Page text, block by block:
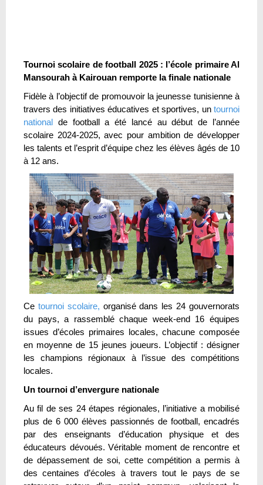
Tournoi scolaire de football 2025 : l’école primaire Al
Mansourah à Kairouan remporte la finale nationale
Fidèle à l’objectif de promouvoir la jeunesse tunisienne à
travers des initiatives éducatives et sportives, un tournoi
national de football a été lancé au début de l’année
scolaire 2024-2025, avec pour ambition de développer
les talents et l’esprit d’équipe chez les élèves âgés de 10
à 12 ans.
Ce tournoi scolaire, organisé dans les 24 gouvernorats
du pays, a rassemblé chaque week-end 16 équipes
issues d’écoles primaires locales, chacune composée
en moyenne de 15 jeunes joueurs. L’objectif : désigner
les champions régionaux à l’issue des compétitions
locales.
Un tournoi d’envergure nationale
Au fil de ses 24 étapes régionales, l’initiative a mobilisé
plus de 6 000 élèves passionnés de football, encadrés
par des enseignants d’éducation physique et des
éducateurs dévoués. Véritable moment de rencontre et
de dépassement de soi, cette compétition a permis à
des centaines d’écoles à travers tout le pays de se